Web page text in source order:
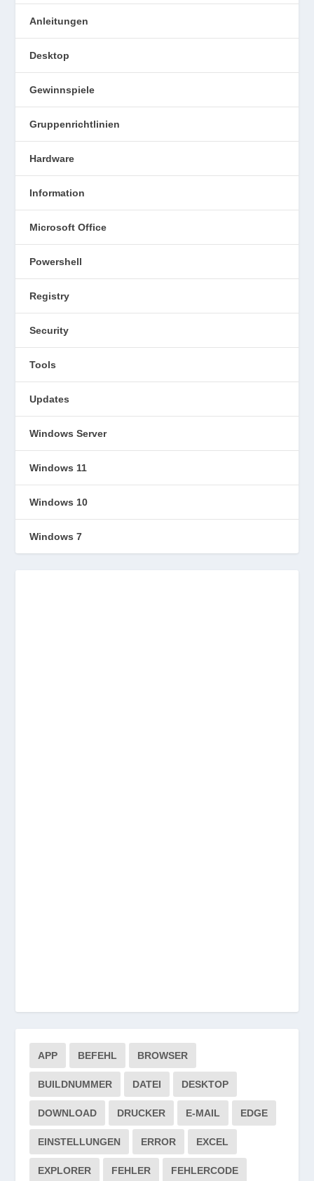
Anleitungen
Desktop
Gewinnspiele
Gruppenrichtlinien
Hardware
Information
Microsoft Office
Powershell
Registry
Security
Tools
Updates
Windows Server
Windows 11
Windows 10
Windows 7
APP BEFEHL BROWSER
BUILDNUMMER DATEI DESKTOP
DOWNLOAD DRUCKER E-MAIL EDGE
EINSTELLUNGEN ERROR EXCEL
EXPLORER FEHLER FEHLERCODE